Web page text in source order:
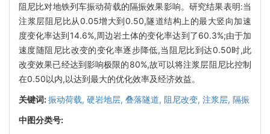
阻尼比对地铁列车振动荷载的隔振效果影响。研究结果表明:当
注浆层阻尼比从0.05增大到0.50,隧道结构上的最大竖向加速
度变化率达到14.6%,周边岩土体的变化率达到了60.3%;由于加
速度随阻尼比改变的变化率逐步降低,当阻尼比到达0.50时,此
改变效果已经达到影响极限的80%,故可以将注浆层阻尼比控制
在0.50以内,以达到最大的优化效率及经济效益。
关键词:振动荷载, 硬岩地层, 叠落隧道, 阻尼改变, 注浆层, 隔振
中图分类号: